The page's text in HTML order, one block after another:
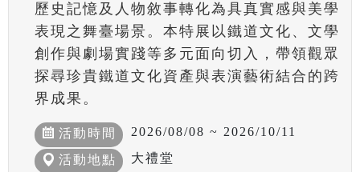
歷史記憶及人物敘事轉化為具真實感與美學
表現之舞臺場景。本特展以鐵道文化、文學
創作與劇場實踐等多元面向切入，帶領觀眾
探尋珍貴鐵道文化資產與表演藝術結合的跨
界成果。
活動時間 2026/08/08 ~ 2026/10/11
活動地點 大禮堂